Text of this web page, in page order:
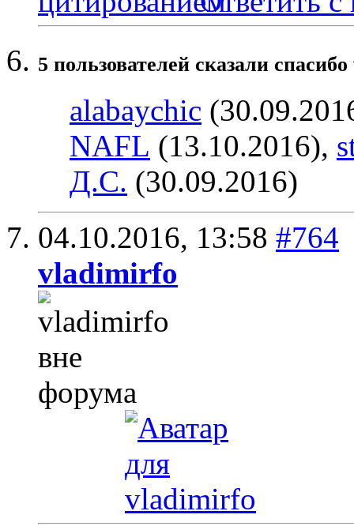
5 пользователей сказали
alabaychic
NAFL (13.10.2016),
Д.С. (30.09.2016)
04.10.2016, 13:58 #764
vladimirfo